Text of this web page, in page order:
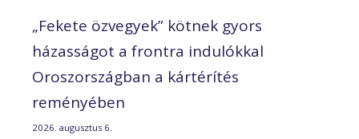
„Fekete özvegyek” kötnek gyors
házasságot a frontra indulókkal
Oroszországban a kártérítés
reményében
2026. augusztus 6.